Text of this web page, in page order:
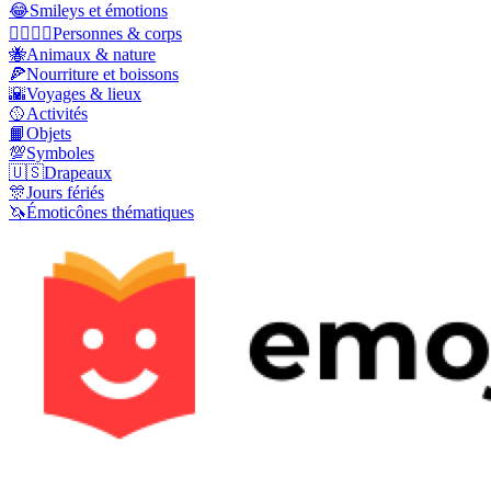
😂Smileys et émotions
👩‍❤️‍💋‍👨Personnes & corps
🐝Animaux & nature
🍕Nourriture et boissons
🌇Voyages & lieux
🥎Activités
📙Objets
💯Symboles
🇺🇸Drapeaux
🎊Jours fériés
🦄Émoticônes thématiques